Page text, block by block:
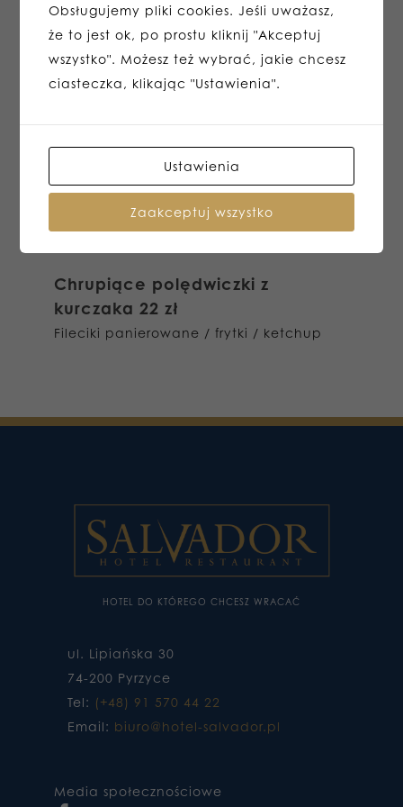
Kotlet de’vollaile32 zł
soczysta pierś z kurczaka nadziewana
masłem / frytki, ziemniaki lub ziemniaki
pieczone / surówka
Sandacz pieczony na białym
sałatka wiosenna z sosem winegret
Chrupiące polędwiczki z
kurczaka 22 zł
Fileciki panierowane / frytki / ketchup
HOTEL DO KTÓREGO CHCESZ WRACAĆ
ul. Lipiańska 30
74-200 Pyrzyce
Tel: (+48) 91 570 44 22
Email: biuro@hotel-salvador.pl
Media społecznościowe
Obsługujemy pliki cookies. Jeśli uważasz,
że to jest ok, po prostu kliknij "Akceptuj
wszystko". Możesz też wybrać, jakie chcesz
ciasteczka, klikając "Ustawienia".
Ustawienia
Zaakceptuj wszystko